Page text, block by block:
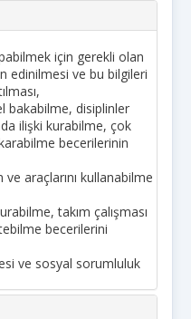
için gerekli olan
edinilmesi ve bu bilgileri
bakabilme, disiplinler
ilişki kurabilme, çok
becerilerinin
araçlarını kullanabilme
takım çalışması
becerilerini
ve sosyal sorumluluk